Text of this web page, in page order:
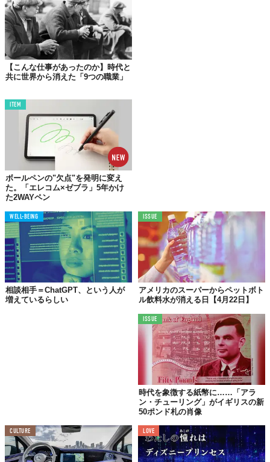
獲得するという、プラットフォーム依存の構造に過ぎなかった。
この指摘は、D2C事業に携わる方にとって、かなり耳の痛い話で
はないでしょうか。
5つの「死因」に見える構造的欠陥
レポートが特定した失敗パターンは5つあります。先述の有料広告
依存に加え、50社中47社がロイヤルティプログラムを持たず、38
社が単一の販売チャネルに集中し、31社がシリーズB〜Cの資金調
達期に創業者が離脱していました。
そして最も示唆的なのが5つ目のパターンです。50社中49社が、
GEO（Generative Engine Optimization）と呼ばれるAI検索最適化
の戦略をまったく持っていなかったという事実。ChatGPTや
PerplexityといったAI検索が消費者の「発見」の入口になりつつあ
る今、そこに存在できないブランドは構造的に不可視になるリス
クを抱えています。
広告で「見つけてもらう」時代から、AIに「推薦される」時代
へ。この転換を見据えていたかどうかが、生死を分けたと言える
かもしれません。
生き残った5社が示すヒント
一方で、レポートは「反・墓場」ブランドとして5社も分析してい
ます。Warby Parker、Glossier（ピボット後）、Rothy's、
Quince、Function of Beautyの5社は、いずれも失敗パターン5項
目のうち少なくとも4項目で強みを示していたとのことです。
共通するのは、ロイヤルティ基盤の構築、販売チャネルの多角
化、創業者の安定した関与、そして測定可能なAI引用シェアの確
イヤーで築いていた点が際立ちます。
近年、日本のD2C市場でも広告費の高騰やリピート率の低迷が課
【こんな仕事があったのか】時代と
共に世界から消えた「9つの職業」
ITEM
ボールペンの"欠点"を発明に変え
た。「エレコム×ゼブラ」5年かけ
た2WAYペン
WELL-BEING
相談相手＝ChatGPT、という人が
増えているらしい
ISSUE
アメリカのスーパーからペットボト
ル飲料水が消える日【4月22日】
ISSUE
時代を象徴する紙幣に……「アラ
ン・チューリング」がイギリスの新
50ポンド札の肖像
CULTURE LOVE